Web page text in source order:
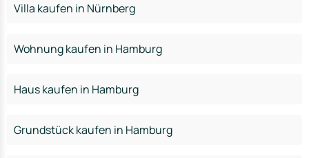
Villa kaufen in Nürnberg
Wohnung kaufen in Hamburg
Haus kaufen in Hamburg
Grundstück kaufen in Hamburg